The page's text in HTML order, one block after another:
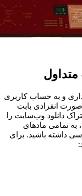
و به حساب کاربری
انفرادی بابت
دانلود وب‌سایت را
به تمامی مادهای
داشته باشید. برای